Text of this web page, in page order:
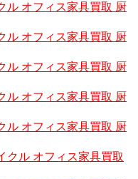
ル オフィス家具買取 厨
ル オフィス家具買取 厨
ル オフィス家具買取 厨
ル オフィス家具買取 厨
ル オフィス家具買取 厨
クル オフィス家具買取